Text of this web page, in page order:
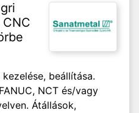
beállítása.
NCT és/vagy
Átállások,